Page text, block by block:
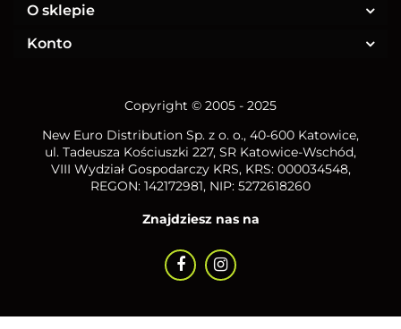
O sklepie
Konto
Copyright © 2005 - 2025
New Euro Distribution Sp. z o. o., 40-600 Katowice,
ul. Tadeusza Kościuszki 227, SR Katowice-Wschód,
VIII Wydział Gospodarczy KRS, KRS: 000034548,
REGON: 142172981, NIP: 5272618260
Znajdziesz nas na